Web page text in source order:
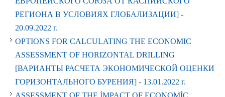
РЕГИОНА В УСЛОВИЯХ ГЛОБАЛИЗАЦИИ] -
20.09.2022 г.
OPTIONS FOR CALCULATING THE ECONOMIC
ASSESSMENT OF HORIZONTAL DRILLING
[ВАРИАНТЫ РАСЧЕТА ЭКОНОМИЧЕСКОЙ ОЦЕНКИ
ГОРИЗОНТАЛЬНОГО БУРЕНИЯ] - 13.01.2022 г.